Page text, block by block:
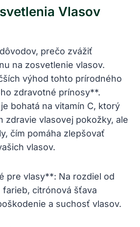
Vlasov
prečo zvážiť
na zosvetlenie vlasov.
výhod tohto prírodného
zdravotné prínosy**.
bohatá na vitamín C, ktorý
zdravie vlasovej pokožky, ale
čím pomáha zlepšovať
vlasov.
pre vlasy**: Na rozdiel od
farieb, citrónová šťava
a suchosť vlasov.